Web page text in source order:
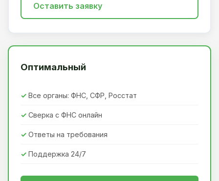
Оставить заявку
Оптимальный
Все органы: ФНС, СФР, Росстат
Сверка с ФНС онлайн
Ответы на требования
Поддержка 24/7